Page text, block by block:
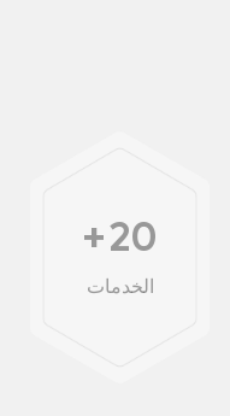
+20
الخدمات